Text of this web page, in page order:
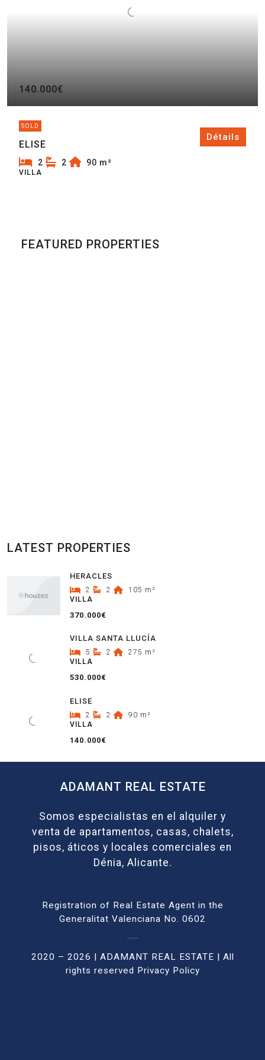
140.000€
SOLD
ELISE
2 2 90 m²
VILLA
Détails
FEATURED PROPERTIES
LATEST PROPERTIES
HERACLES
2 2 105 m²
VILLA
370.000€
VILLA SANTA LLUCÍA
5 2 275 m²
VILLA
530.000€
ELISE
2 2 90 m²
VILLA
140.000€
ADAMANT REAL ESTATE
Somos especialistas en el alquiler y
venta de apartamentos, casas, chalets,
pisos, áticos y locales comerciales en
Dénia, Alicante.
Registration of Real Estate Agent in the
Generalitat Valenciana No. 0602
2020 – 2026 | ADAMANT REAL ESTATE | All
rights reserved Privacy Policy